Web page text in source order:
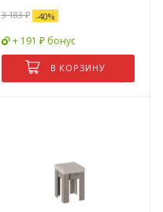
3 183₽ -40%
+ 191 ₽ бонус
В КОРЗИНУ